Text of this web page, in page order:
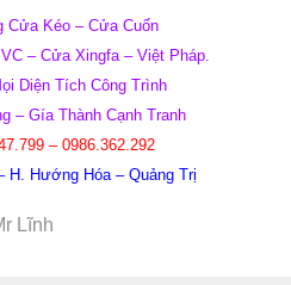
Cửa Kéo – Cửa Cuốn
– Cửa Xingfa – Việt Pháp.
Diện Tích Công Trình
– Gía Thành Cạnh Tranh
– 0986.362.292
H. Hướng Hóa – Quảng Trị
Lĩnh